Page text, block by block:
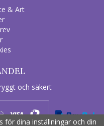
& Art
och säkert
för dina inställningar och din